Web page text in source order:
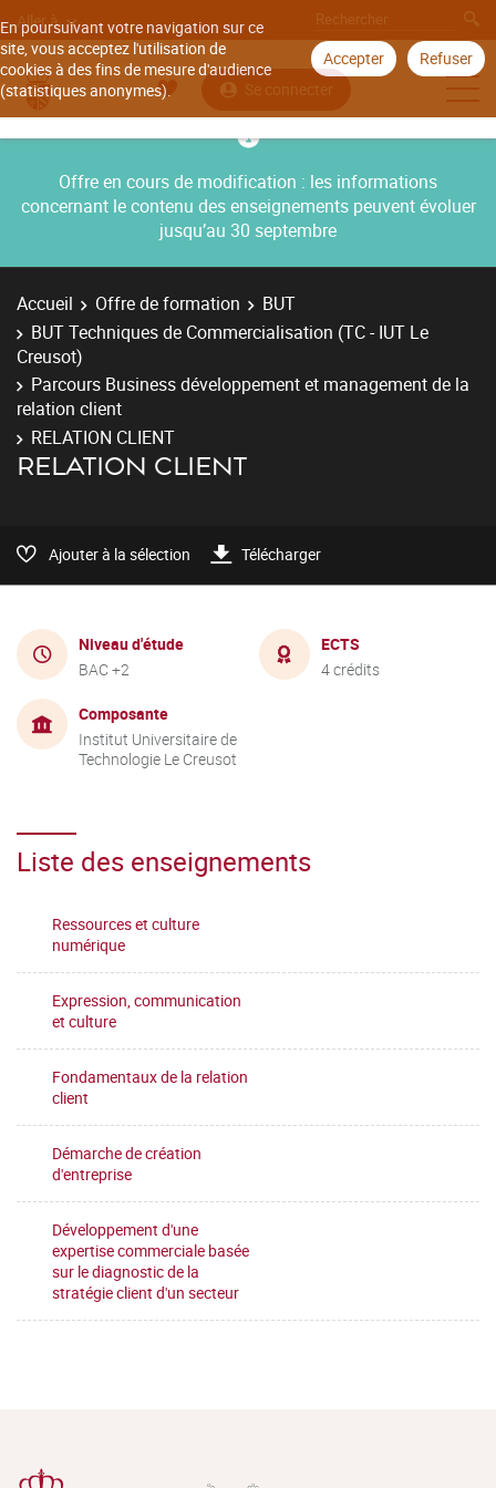
En poursuivant votre navigation sur ce
site, vous acceptez l'utilisation de
cookies à des fins de mesure d'audience
(statistiques anonymes).
Accepter Refuser
Aller à
Se connecter
Offre en cours de modification : les informations
concernant le contenu des enseignements peuvent évoluer
jusqu’au 30 septembre
Accueil Offre de formation
BUT
BUT Techniques de Commercialisation (TC - IUT Le
Creusot)
Parcours Business développement et management de la
relation client
RELATION CLIENT
RELATION CLIENT
Ajouter à la sélection Télécharger
Niveau d'étude
BAC +2
ECTS
4 crédits
Composante
Institut Universitaire de
Technologie Le Creusot
Liste des enseignements
Ressources et culture
numérique
Expression, communication
et culture
Fondamentaux de la relation
client
Démarche de création
d'entreprise
Développement d'une
expertise commerciale basée
sur le diagnostic de la
stratégie client d'un secteur